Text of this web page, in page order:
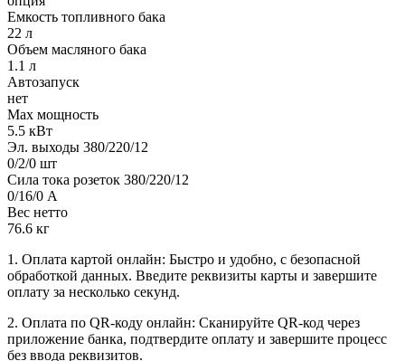
Емкость топливного бака
22 л
Объем масляного бака
1.1 л
Автозапуск
нет
Max мощность
5.5 кВт
Эл. выходы 380/220/12
0/2/0 шт
Сила тока розеток 380/220/12
0/16/0 А
Вес нетто
76.6 кг
1. Оплата картой онлайн: Быстро и удобно, с безопасной
обработкой данных. Введите реквизиты карты и завершите
оплату за несколько секунд.
2. Оплата по QR-коду онлайн: Сканируйте QR-код через
приложение банка, подтвердите оплату и завершите процесс
без ввода реквизитов.